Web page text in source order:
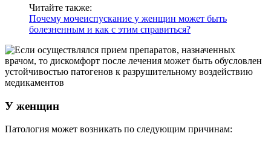
Читайте также:
Почему мочеиспускание у женщин может быть
болезненным и как с этим справиться?
У женщин
Патология может возникать по следующим причинам: